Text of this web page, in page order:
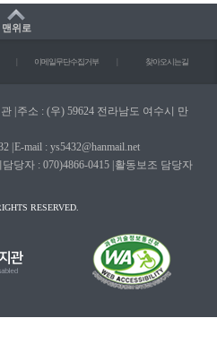
맨위로
이메일무단수집거부 찾아오시는길
주소 : (우) 59624 전라남도 여수시 만
E-mail : ys5432@hanmail.net
담당자 : 070)4866-0415 활동보조 담당자
RESERVED.